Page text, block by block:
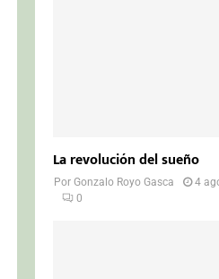
La revolución del sueño
PorGonzalo Royo Gasca
4
0